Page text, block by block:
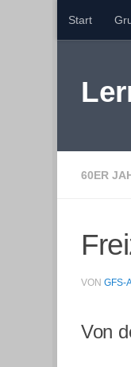
Zum
Start
60ER
VON GFS-
Von